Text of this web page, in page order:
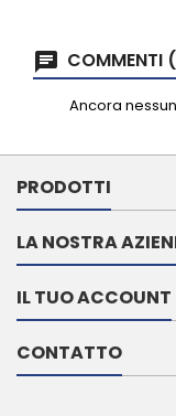
COMMENTI
Ancora
PRODOTTI
LA NOSTRA
IL TUO ACCOUNT
CONTATTO